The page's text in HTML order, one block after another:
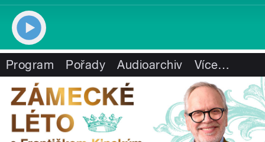
Program Pořady Audioarchiv Více…